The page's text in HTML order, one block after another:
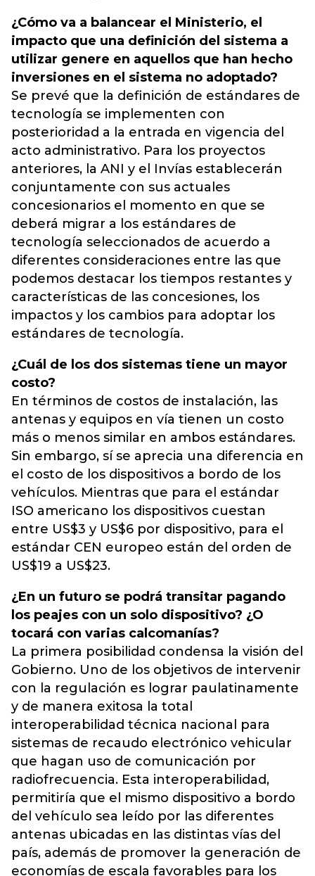
¿Cómo va a balancear el Ministerio, el
impacto que una definición del sistema a
utilizar genere en aquellos que han hecho
inversiones en el sistema no adoptado?
Se prevé que la definición de estándares de
tecnología se implementen con
posterioridad a la entrada en vigencia del
acto administrativo. Para los proyectos
anteriores, la ANI y el Invías establecerán
conjuntamente con sus actuales
concesionarios el momento en que se
deberá migrar a los estándares de
tecnología seleccionados de acuerdo a
diferentes consideraciones entre las que
podemos destacar los tiempos restantes y
características de las concesiones, los
impactos y los cambios para adoptar los
estándares de tecnología.
¿Cuál de los dos sistemas tiene un mayor
costo?
En términos de costos de instalación, las
antenas y equipos en vía tienen un costo
más o menos similar en ambos estándares.
Sin embargo, sí se aprecia una diferencia en
el costo de los dispositivos a bordo de los
vehículos. Mientras que para el estándar
ISO americano los dispositivos cuestan
entre US$3 y US$6 por dispositivo, para el
estándar CEN europeo están del orden de
US$19 a US$23.
¿En un futuro se podrá transitar pagando
los peajes con un solo dispositivo? ¿O
tocará con varias calcomanías?
La primera posibilidad condensa la visión del
Gobierno. Uno de los objetivos de intervenir
con la regulación es lograr paulatinamente
y de manera exitosa la total
interoperabilidad técnica nacional para
sistemas de recaudo electrónico vehicular
que hagan uso de comunicación por
radiofrecuencia. Esta interoperabilidad,
permitiría que el mismo dispositivo a bordo
del vehículo sea leído por las diferentes
antenas ubicadas en las distintas vías del
país, además de promover la generación de
economías de escala favorables para los